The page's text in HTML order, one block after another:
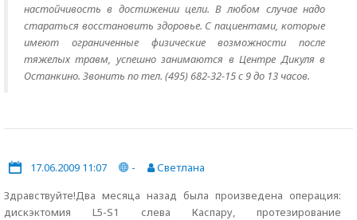
настойчивость в достижении цели. В любом случае надо
стараться восстановить здоровье. С пациентами, которые
имеют ограниченные физические возможности после
тяжелых травм, успешно занимаются в Центре Дикуля в
Останкино. Звонить по тел. (495) 682-32-15 с 9 до 13 часов.
17.06.2009 11:07 -
Светлана
Здравствуйте!Два месяца назад была произведена операция:
дискэктомия L5-S1 слева Каспару, протезирование